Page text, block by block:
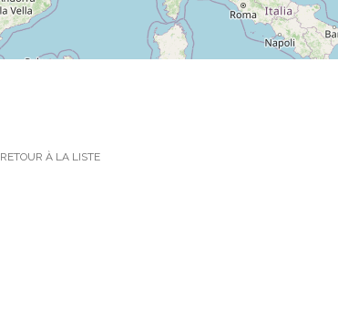
RETOUR À LA LISTE